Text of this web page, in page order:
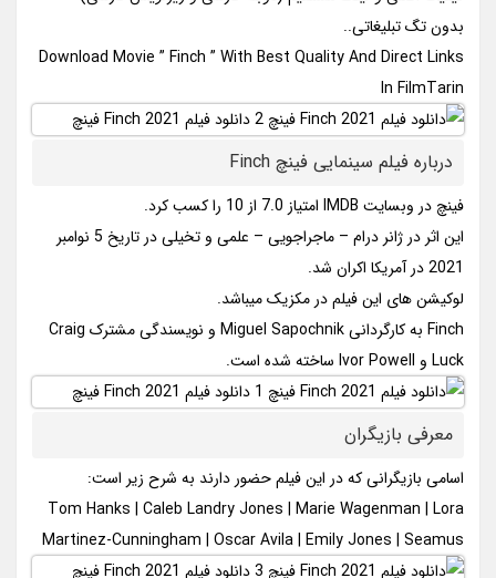
بدون تگ تبلیغاتی..
Download Movie ” Finch ” With Best Quality And Direct Links
In FilmTarin
درباره فیلم سینمایی فینچ Finch
فینچ در وبسایت IMDB امتیاز 7.0 از 10 را کسب کرد.
این اثر در ژانر درام – ماجراجویی – علمی و تخیلی در تاریخ 5 نوامبر
2021 در آمریکا اکران شد.
لوکیشن های این فیلم در مکزیک میباشد.
Finch به کارگردانی Miguel Sapochnik و نویسندگی مشترک Craig
Luck و Ivor Powell ساخته شده است.
معرفی بازیگران
اسامی بازیگرانی که در این فیلم حضور دارند به شرح زیر است:
Tom Hanks | Caleb Landry Jones | Marie Wagenman | Lora
Martinez-Cunningham | Oscar Avila | Emily Jones | Seamus